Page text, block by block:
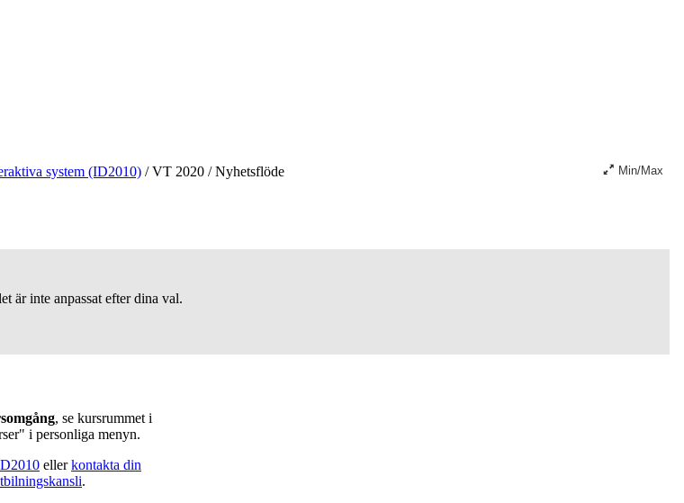
system (ID2010) /VT 2020 /Nyhetsflöde Min/Max
är inte anpassat efter dina val.
, se kursrummet i
i personliga menyn.
ellerkontakta din
.